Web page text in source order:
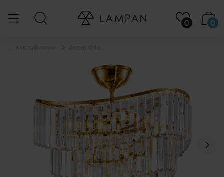
0 0